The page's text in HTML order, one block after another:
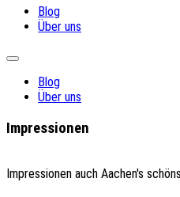
Blog
Über uns
Expand
Blog
Über uns
Impressionen
Impressionen auch Aachen's